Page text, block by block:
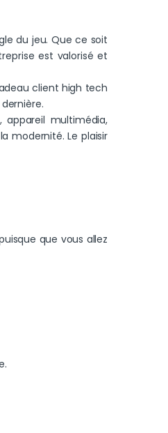
du jeu. Que ce soit
est valorisé et
client high tech
multimédia,
modernité. Le plaisir
que vous allez